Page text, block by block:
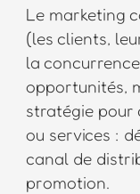
Le marketing
(les clients,
la
opportunités,
stratégie pour
ou services :
canal de
promotion.